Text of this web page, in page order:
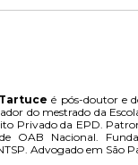
é pós-doutor e
do mestrado da
Privado da EPD.
OAB Nacional.
Advogado em São